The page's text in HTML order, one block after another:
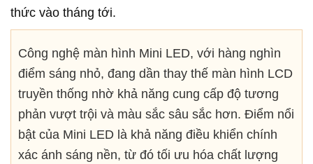
thức vào tháng tới.
Công nghệ màn hình Mini LED, với hàng nghìn
điểm sáng nhỏ, đang dần thay thế màn hình LCD
truyền thống nhờ khả năng cung cấp độ tương
phản vượt trội và màu sắc sâu sắc hơn. Điểm nổi
bật của Mini LED là khả năng điều khiển chính
xác ánh sáng nền, từ đó tối ưu hóa chất lượng